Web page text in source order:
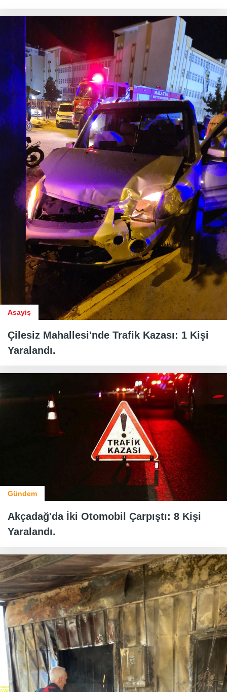
Asayiş
Çilesiz Mahallesi'nde Trafik Kazası: 1 Kişi
Yaralandı.
Gündem
Akçadağ'da İki Otomobil Çarpıştı: 8 Kişi
Yaralandı.